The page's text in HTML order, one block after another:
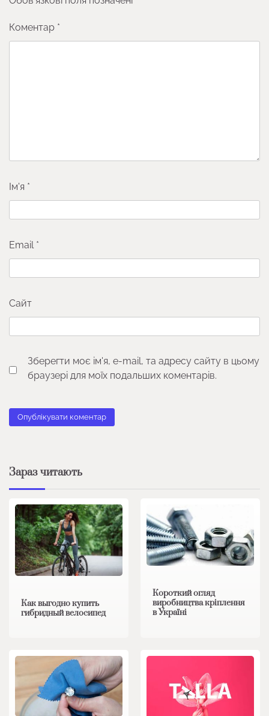
Коментар *
Ім'я *
Email *
Сайт
Зберегти моє ім'я, e-mail, та адресу сайту в цьому
браузері для моїх подальших коментарів.
Зараз читають
Как выгодно купить
гибридный велосипед
Короткий огляд
виробництва кріплення
в Україні